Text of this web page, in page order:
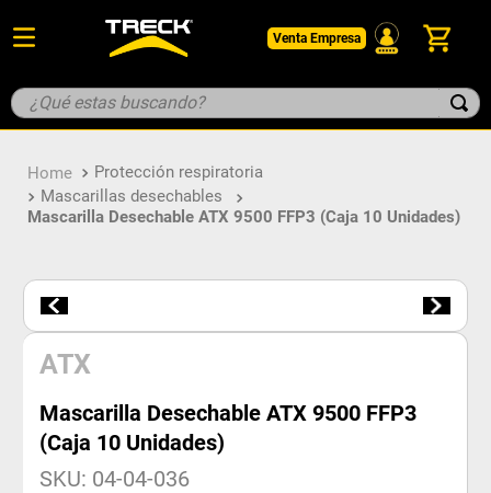
Venta Empresa
¿Qué estas buscando?
Protección respiratoria
Mascarillas desechables
Mascarilla Desechable ATX 9500 FFP3 (Caja 10 Unidades)
ATX
Mascarilla Desechable ATX 9500 FFP3
(Caja 10 Unidades)
SKU: 04-04-036
1. botin
2. pantalon
5. casco